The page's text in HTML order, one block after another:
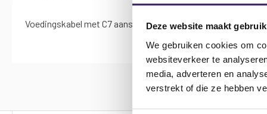
Deze website maakt
We gebruiken cookies om
websiteverkeer te
media, adverteren en
verstrekt of die ze hebben
Voedingskabel met C7 aansluiting speciaal voor al je